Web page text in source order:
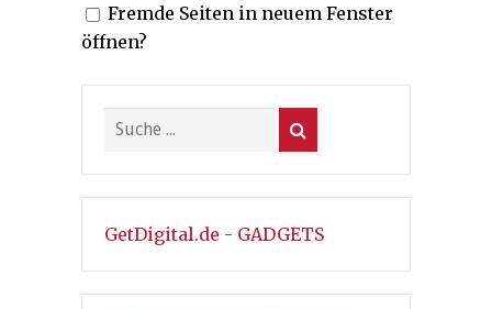
Fremde Seiten in neuem Fenster
öffnen?
GetDigital.de - GADGETS